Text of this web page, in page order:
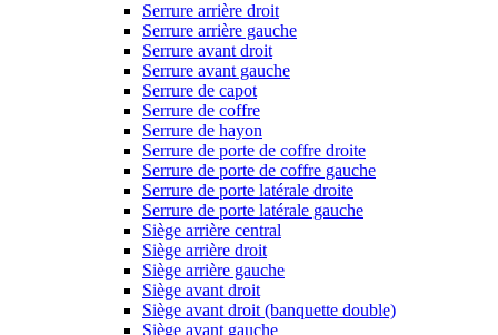
Serrure arrière droit
Serrure arrière gauche
Serrure avant droit
Serrure avant gauche
Serrure de capot
Serrure de coffre
Serrure de hayon
Serrure de porte de coffre droite
Serrure de porte de coffre gauche
Serrure de porte latérale droite
Serrure de porte latérale gauche
Siège arrière central
Siège arrière droit
Siège arrière gauche
Siège avant droit
Siège avant droit (banquette double)
Siège avant gauche